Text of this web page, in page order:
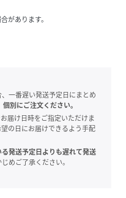
があります。
一番遅い発送予定日にまとめ
別にご注文ください。
届け日時をご指定いただけま
の日にお届けできるよう手配
発送予定日よりも遅れて発送
めご了承ください。